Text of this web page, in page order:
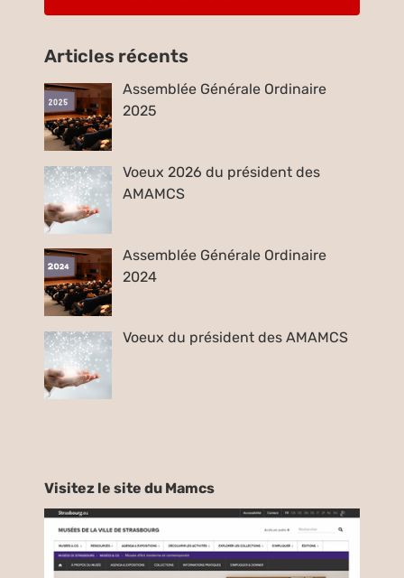
Articles récents
Assemblée Générale Ordinaire
2025
Voeux 2026 du président des
AMAMCS
Assemblée Générale Ordinaire
2024
Voeux du président des AMAMCS
Visitez le site du Mamcs